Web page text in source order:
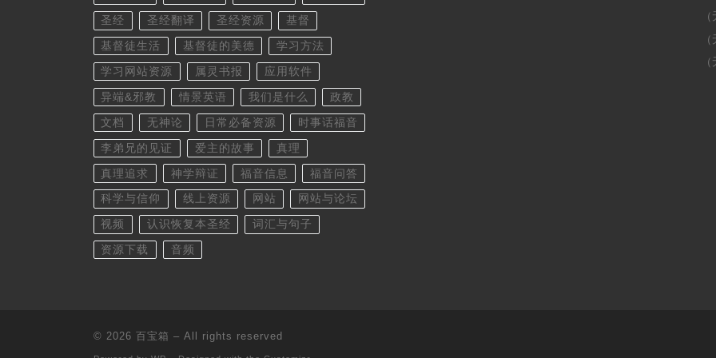
圣经 圣经翻译 圣经资源 基督
基督徒生活 基督徒的美德 学习方法
学习网站资源 属灵书报 应用软件
异端&邪教 情景英语 我们是什么 政教
文档 无神论 日常必备资源 时事话福音
李弟兄的见证 爱主的故事 真理
真理追求 神学辩证 福音信息 福音问答
科学与信仰 线上资源 网站 网站与论坛
视频 认识恢复本圣经 词汇与句子
资源下载 音频
© 2026 百宝箱 – All rights reserved